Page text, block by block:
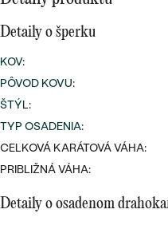
SYMBOLICKÉ
MINIMALISTICKÉ
PODĽA
PODĽA FARBY
PODĽA TVARU
NA MIERU
prstene
Detaily o šperku
KOV:
PÔVOD KOVU:
ŠTÝL:
TYP OSADENIA:
CELKOVÁ KARÁTOVÁ VÁHA:
PRIBLIŽNÁ VÁHA:
Detaily o osadenom